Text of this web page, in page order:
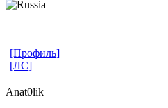
[Профиль]
[ЛС]
Anat0lik